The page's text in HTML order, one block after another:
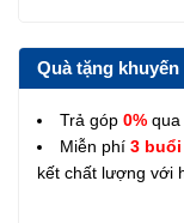
Quà tặng khuyến
Trả góp 0% qua
Miễn phí 3
kết chất lượng với